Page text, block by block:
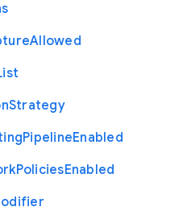
Allowed
Strategy
PipelineEnabled
PoliciesEnabled